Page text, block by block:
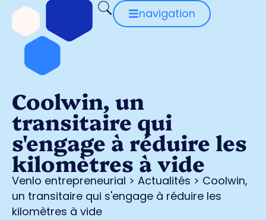
navigation
Coolwin, un
transitaire qui
s'engage à réduire les
kilomètres à vide
Venlo entrepreneurial > Actualités > Coolwin,
un transitaire qui s'engage à réduire les
kilomètres à vide